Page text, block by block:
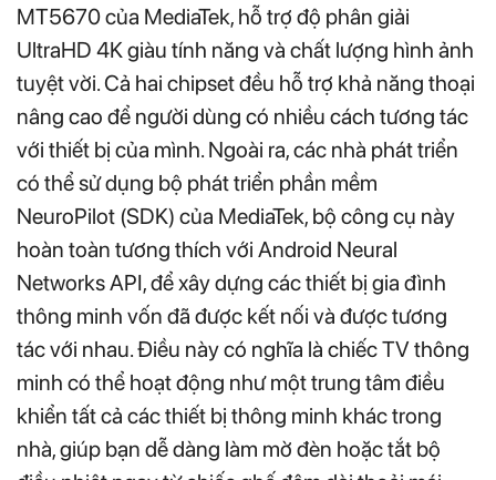
MT5670 của MediaTek, hỗ trợ độ phân giải
UltraHD 4K giàu tính năng và chất lượng hình ảnh
tuyệt vời. Cả hai chipset đều hỗ trợ khả năng thoại
nâng cao để người dùng có nhiều cách tương tác
với thiết bị của mình. Ngoài ra, các nhà phát triển
có thể sử dụng bộ phát triển phần mềm
NeuroPilot (SDK) của MediaTek, bộ công cụ này
hoàn toàn tương thích với Android Neural
Networks API, để xây dựng các thiết bị gia đình
thông minh vốn đã được kết nối và được tương
tác với nhau. Điều này có nghĩa là chiếc TV thông
minh có thể hoạt động như một trung tâm điều
khiển tất cả các thiết bị thông minh khác trong
nhà, giúp bạn dễ dàng làm mờ đèn hoặc tắt bộ